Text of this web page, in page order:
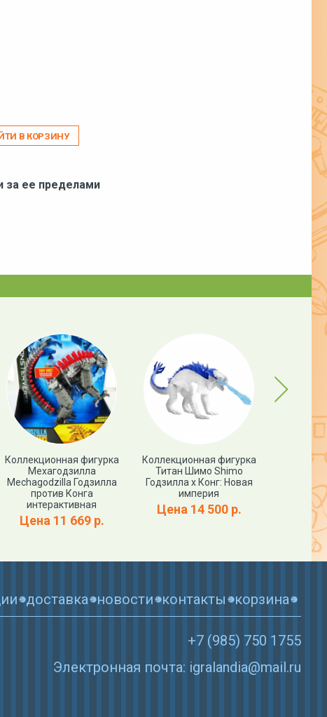
В КОРЗИНУ
за ее пределами
Коллекционная фигурка
Мехагодзилла
Mechagodzilla Годзилла
против Конга
интерактивная
Цена 11 669 р.
Коллекционная фигурка
Титан Шимо Shimo
Годзилла х Конг: Новая
империя
Цена 14 500 р.
Фигурка
Города
Next
доставка новости контакты корзина
+7 (985) 750 1755
Электронная почта: igralandia@mail.ru